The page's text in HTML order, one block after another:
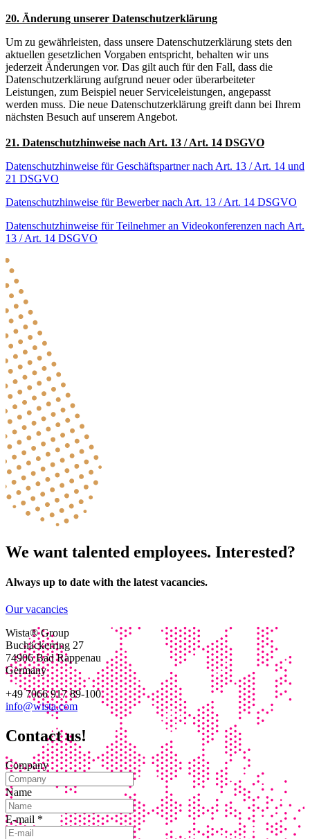
20. Änderung unserer Datenschutzerklärung
Um zu gewährleisten, dass unsere Datenschutzerklärung stets den
aktuellen gesetzlichen Vorgaben entspricht, behalten wir uns
jederzeit Änderungen vor. Das gilt auch für den Fall, dass die
Datenschutzerklärung aufgrund neuer oder überarbeiteter
Leistungen, zum Beispiel neuer Serviceleistungen, angepasst
werden muss. Die neue Datenschutzerklärung greift dann bei Ihrem
nächsten Besuch auf unserem Angebot.
21. Datenschutzhinweise nach Art. 13 / Art. 14 DSGVO
Datenschutzhinweise für Geschäftspartner nach Art. 13 / Art. 14 und
21 DSGVO
Datenschutzhinweise für Bewerber nach Art. 13 / Art. 14 DSGVO
Datenschutzhinweise für Teilnehmer an Videokonferenzen nach Art.
13 / Art. 14 DSGVO
We want talented employees. Interested?
Always up to date with the latest vacancies.
Our vacancies
Wista® Group
Buchäckerring 27
74906 Bad Rappenau
Germany
+49 7066 917 89-100
info@wista.com
Contact us!
Company
Name
E-mail *